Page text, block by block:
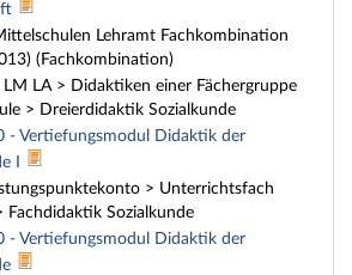
Lehramt Fachkombination
(Fachkombination)
LM LA > Didaktiken einer Fächergruppe
> Dreierdidaktik Sozialkunde
- Vertiefungsmodul Didaktik der
I
> Unterrichtsfach
Fachdidaktik Sozialkunde
- Vertiefungsmodul Didaktik der